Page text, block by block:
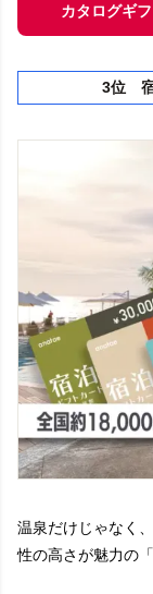
カタログギ
3位 宿
温泉だけじゃなく
性の高さが魅力の